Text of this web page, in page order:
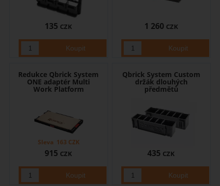
135 CZK 1 260 CZK
Redukce Qbrick System
ONE adaptér Multi
Work Platform
915 CZK
Sleva 163 CZK
Qbrick System Custom
držák dlouhých
předmětů
435 CZK